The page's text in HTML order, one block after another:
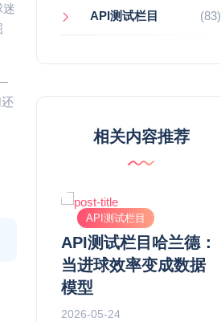
迷
API测试栏目 (83)
相关内容推荐
API测试栏目
API测试栏目哈兰德：
当进球效率变成数据
模型
2026-05-24